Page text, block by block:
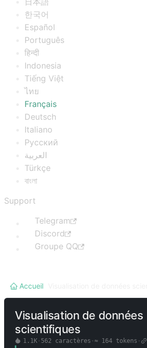
한국어
Español
Português
हिन्दी
Indonesia
Tiếng Việt
ไทย
Français
Deutsch
Italiano
Русский
العربية
Türkçe
বাংলা
Support
Telegram
Discord
Groupe QQ
Accueil
Visualisation de données
scientifiques
1.1K· 562 caractères · ≈ 164tokens ·